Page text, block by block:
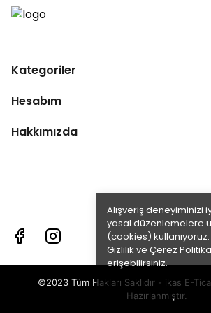
Alışveriş deneyiminizi
yasal düzenlemelere
(cookies)
Gizlilik ve Çerez
erişebilirsiniz.
Kategoriler
Hesabım
Hakkımızda
©2023 Tüm Hakları Saklıdır - ikas E-
Hazırlanmıştır.